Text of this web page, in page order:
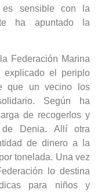
sensible con la
ha apuntado la
Federación Marina
explicado el periplo
que un vecino los
Según ha
de recogerlos y
de Denia. Allí otra
de dinero a la
tonelada. Una vez
lo destina
para niños y